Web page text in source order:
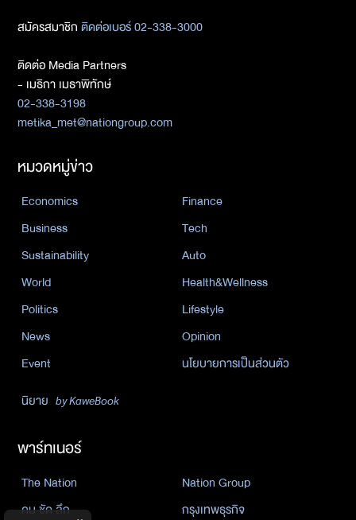
สมัครสมาชิกติดต่อเบอร์ 02-338-3000
ติดต่อ Media Partners
- เมธิกา เมธาพิทักษ์
02-338-3198
metika_met@nationgroup.com
หมวดหมู่ข่าว
Economics
Finance
Business
Tech
Sustainability
Auto
World
Health&Wellness
Politics
Lifestyle
News
Opinion
Event
นโยบายการเป็นส่วนตัว
นิยาย by KaweBook
พาร์ทเนอร์
The Nation
Nation Group
คม ชัด ลึก
กรุงเทพธุรกิจ